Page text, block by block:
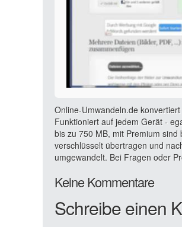
Online-Umwandeln.de
Funktioniert auf jedem Gerät -
bis zu 750 MB, mit Premium
verschlüsselt übertragen und
umgewandelt. Bei Fragen oder
Keine Kommentare
Schreibe einen